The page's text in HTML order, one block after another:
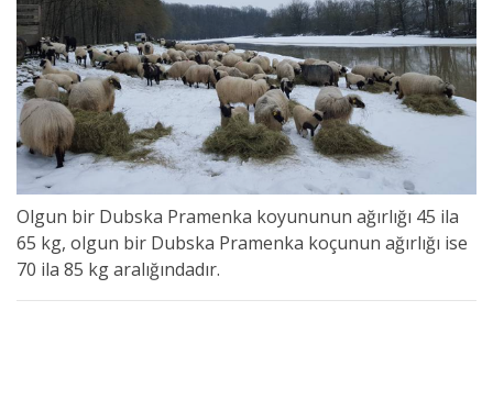
Olgun bir Dubska Pramenka koyununun ağırlığı 45 ila
65 kg, olgun bir Dubska Pramenka koçunun ağırlığı ise
70 ila 85 kg aralığındadır.